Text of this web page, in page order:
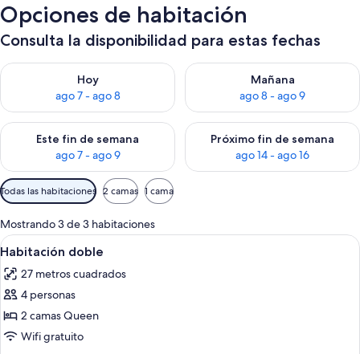
Opciones de habitación
Consulta la disponibilidad para estas fechas
Hoy
ago 7 - ago 8
Consulta la disponibilidad para hoy ago 7 - ago 8
Mañana
ago 8 - ago 9
Consulta la disponibilidad
Este fin de semana
ago 7 - ago 9
Consulta la disponibilidad para este fin de semana ago 7 -
Próximo fin de semana
ago 14 - ago 16
Consulta la disponibilidad
Filtros
disponibles
para
las
habitaciones
Todas las habitaciones 2 camas 1 cama
Mostrando 3 de 3 habitaciones
Abrir
todas
las
fotos
de
Habitación
Habitación doble | Tabla de
7
Habitación doble
27 metros cuadrados
4 personas
2 camas Queen
Wifi gratuito